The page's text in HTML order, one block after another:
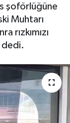
şoförlüğüne
Muhtarı
rızkımızı
dedi.